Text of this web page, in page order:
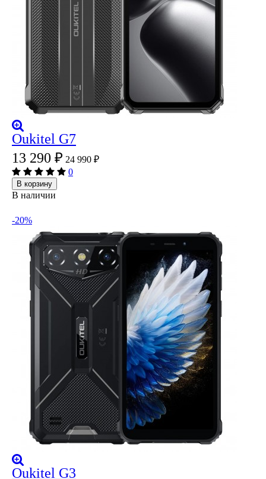
Oukitel G7
13 290 ₽ 24 990 ₽
0
В корзину
В наличии
-20%
Oukitel G3